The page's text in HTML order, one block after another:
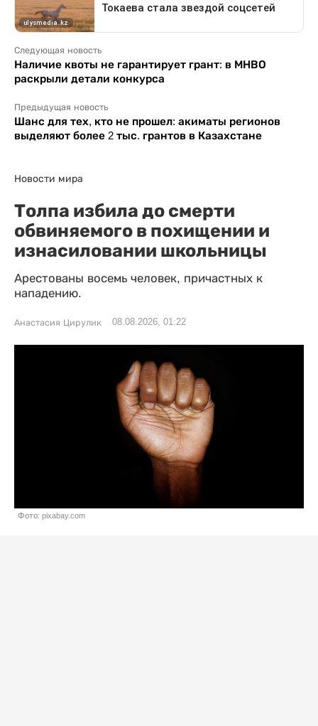
Следующая новость
Наличие квоты не гарантирует грант: в МНВО
раскрыли детали конкурса
Предыдущая новость
Шанс для тех, кто не прошел: акиматы регионов
выделяют более 2 тыс. грантов в Казахстане
Новости мира
Толпа избила до смерти
обвиняемого в похищении и
изнасиловании школьницы
Арестованы восемь человек, причастных к
нападению.
Анастасия Цирулик 08.08.2026, 01:22
Фото: pixabay.com